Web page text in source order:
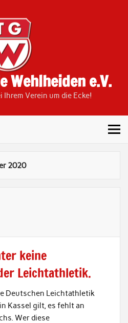
Wehlheiden e.V.
Verein um die Ecke!
2020
keine
Leichtathletik.
Deutschen Leichtathletik
Kassel gilt, es fehlt an
Wer diese